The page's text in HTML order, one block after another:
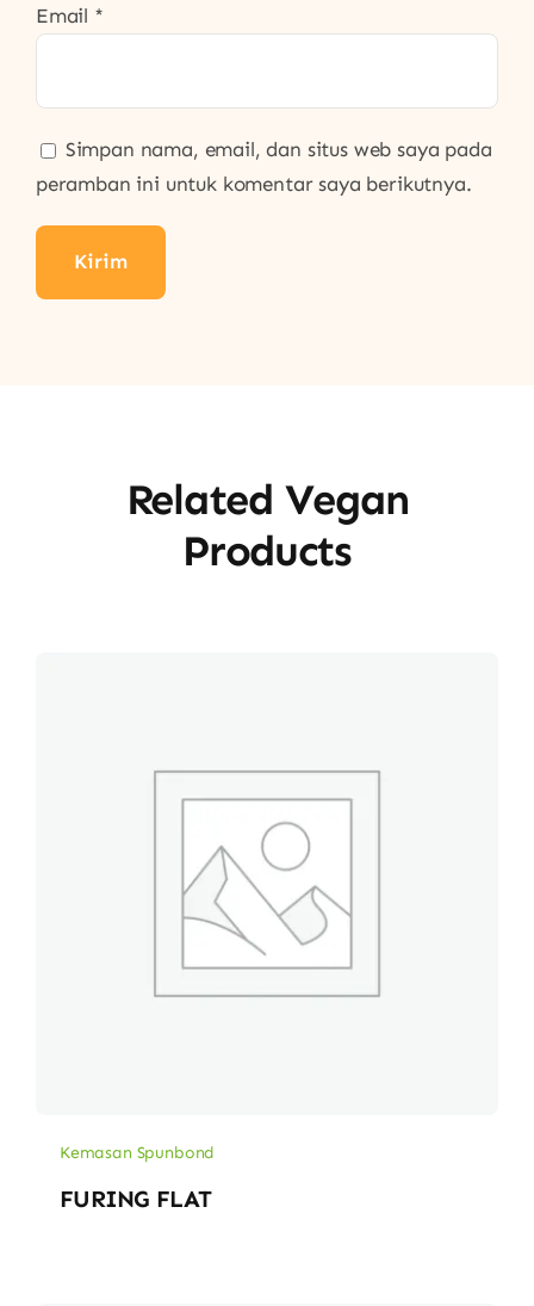
Email *
Simpan nama, email, dan situs web saya pada
peramban ini untuk komentar saya berikutnya.
Related Vegan
Products
Kemasan Spunbond
FURING FLAT